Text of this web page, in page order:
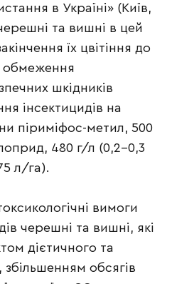
в Україні» (Київ,
та вишні в цей
їх цвітіння до
обмеження
шкідників
інсектицидів на
піриміфос-метил, 500
480 г/л (0,2–0,3
л/га).
вимоги
черешні та вишні, які
дієтичного та
обсягів